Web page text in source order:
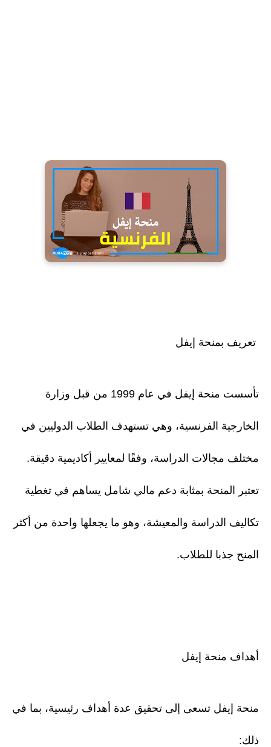
تعريف بمنحة إيفل
تأسست منحة إيفل في عام 1999 من قبل وزارة
الخارجية الفرنسية، وهي تستهدف الطلاب الدوليين في
مختلف مجالات الدراسة، وفقًا لمعايير أكاديمية دقيقة.
تعتبر المنحة بمثابة دعم مالي شامل يساهم في تغطية
تكاليف الدراسة والمعيشة، وهو ما يجعلها واحدة من أكثر
المنح جذبا للطلاب.
أهداف منحة إيفل
منحة إيفل تسعى إلى تحقيق عدة أهداف رئيسية، بما في
ذلك: